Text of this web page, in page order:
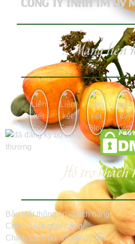
Mạng liên
Hỗ trợ khách
Bảo mật thông tin khách hàng
Chính sách giao hàng
Chính sách đổi trả sản phẩm